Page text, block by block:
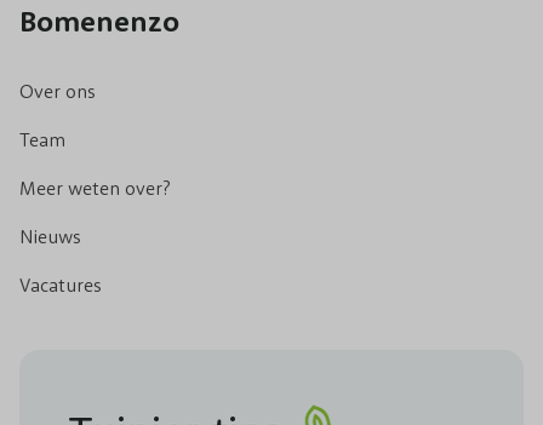
Bomenenzo
Over ons
Team
Meer weten over?
Nieuws
Vacatures